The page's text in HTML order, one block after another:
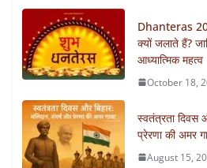
Dhanteras
क्यों जलाते हैं?
आध्यात्मिक महत्व
October 18,
स्वतंत्रता दिवस
प्रेरणा की अमर
August 15,